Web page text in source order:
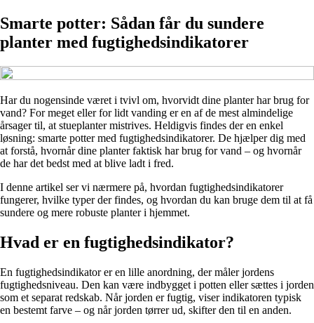
Smarte potter: Sådan får du sundere
planter med fugtighedsindikatorer
Har du nogensinde været i tvivl om, hvorvidt dine planter har brug for
vand? For meget eller for lidt vanding er en af de mest almindelige
årsager til, at stueplanter mistrives. Heldigvis findes der en enkel
løsning: smarte potter med fugtighedsindikatorer. De hjælper dig med
at forstå, hvornår dine planter faktisk har brug for vand – og hvornår
de har det bedst med at blive ladt i fred.
I denne artikel ser vi nærmere på, hvordan fugtighedsindikatorer
fungerer, hvilke typer der findes, og hvordan du kan bruge dem til at få
sundere og mere robuste planter i hjemmet.
Hvad er en fugtighedsindikator?
En fugtighedsindikator er en lille anordning, der måler jordens
fugtighedsniveau. Den kan være indbygget i potten eller sættes i jorden
som et separat redskab. Når jorden er fugtig, viser indikatoren typisk
en bestemt farve – og når jorden tørrer ud, skifter den til en anden.